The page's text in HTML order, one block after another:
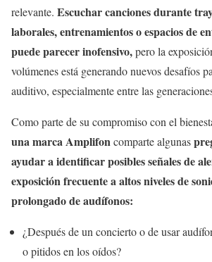
relevante. Escuchar canciones durante
laborales, entrenamientos o espacios de
puede parecer inofensivo,pero la
volúmenes está generando nuevos desafíos
auditivo, especialmente entre las
Como parte de su compromiso con el
una marca Amplifoncomparte algunas
ayudar a identificar posibles señales de
exposición frecuente a altos niveles de
prolongado de audífonos:
¿Después de un concierto o de usar
o pitidos en los oídos?